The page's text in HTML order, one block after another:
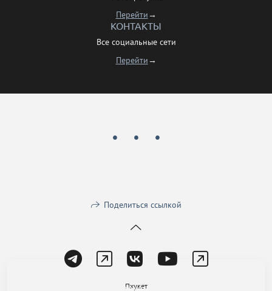
Перейти→
КОНТАКТЫ
Все социальные сети
Перейти→
Поделиться ссылкой
Пхукет
Политика конфиденциальности